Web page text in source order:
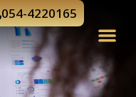
054-4220165